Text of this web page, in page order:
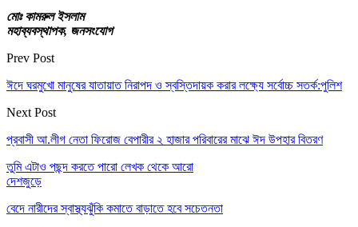
মোঃ কামরুল ইসলাম
মহাব্যবস্থাপক, জনসংযোগ
Prev Post
ঈদে ঘরমুখো মানুষের যাতায়াত নিরাপদ ও স্বস্তিদায়ক করার লক্ষ্যে সর্বোচ্চ সতর্ক:পুলিশ
Next Post
প্রবাসী আ.লীগ নেতা ফিরোজ বেপারীর ২ হাজার পরিবারের মাঝে ঈদ উপহার বিতরণ
তুমি এটাও পছন্দ করতে পারো লেখক থেকে আরো
দেশজুড়ে
বেদে নারীদের স্বাস্থ্যঝুঁকি কমাতে বাড়াতে হবে সচেতনতা